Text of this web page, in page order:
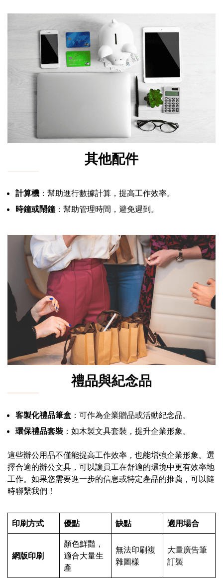
其他配件
計算機 ：幫助進行數據計算，提高工作效率。
時鐘或鬧鐘：幫助管理時間，避免遲到。
禮品與紀念品
客製化禮品筆盒 ：可作為企業贈品或活動紀念品。
環保禮品套裝 ：如木製文具套裝，提升企業形象。
這些辦公用品不僅能提高工作效率，也能增強企業形象。選
擇合適的辦公文具，可以讓員工在舒適的環境中更有效率地
工作。如果您需要進一步的信息或特定產品的推薦，可以隨
時聯繫我們！
印刷方式 優點 缺點 適用場合
網版印刷
顏色鮮豔，
適合大量生
產
無法印刷複
雜圖樣
大量廣告筆
訂製